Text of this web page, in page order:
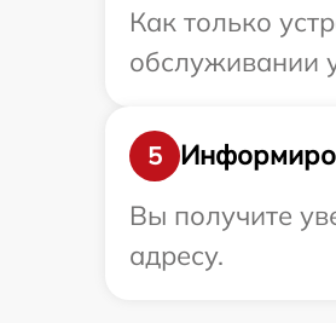
Как только
обслуживании
5
Вы получите
адресу.